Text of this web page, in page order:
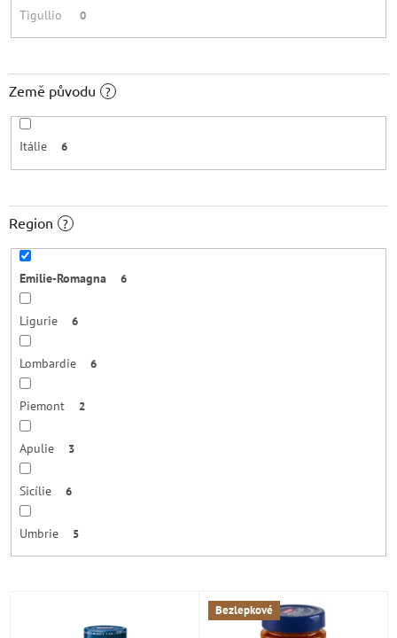
Tigullio 0
Země původu ?
Itálie 6
Region ?
Emilie-Romagna 6
Ligurie 6
Lombardie 6
Piemont 2
Apulie 3
Sicílie 6
Umbrie 5
Bezlepkové